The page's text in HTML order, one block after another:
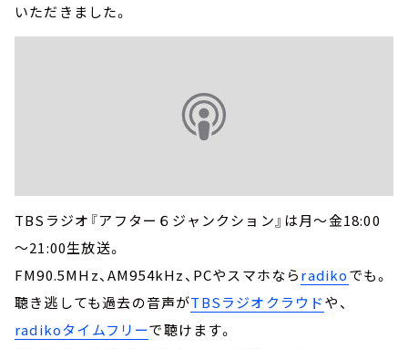
いただきました。
TBSラジオ『アフター６ジャンクション』は月～金18:00
～21:00生放送。
FM90.5MHz、AM954kHz、PCやスマホならradikoでも。
聴き逃しても過去の音声がTBSラジオクラウドや、
radikoタイムフリーで聴けます。